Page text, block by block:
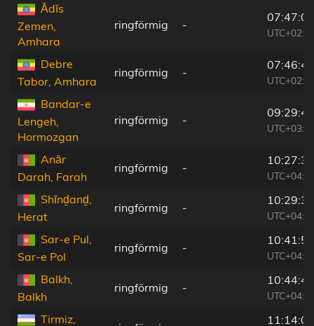
Ādīs
Zemen,
Amhara
ringförmig -
07:47:05
Debre
Tabor, Amhara
ringförmig -
07:46:47
Bandar-e
Lengeh,
Hormozgan
ringförmig -
09:29:42
Anār
Darah, Farah
ringförmig -
10:27:35
Shīnḏanḏ,
Herat
ringförmig -
10:29:32
Sar-e Pul,
Sar-e Pol
ringförmig -
10:41:55
Balkh,
Balkh
ringförmig -
10:44:40
Tirmiz, 11:14:06